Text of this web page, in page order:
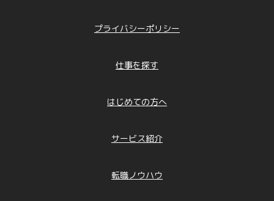
プライバシーポリシー
仕事を探す
はじめての方へ
サービス紹介
転職ノウハウ